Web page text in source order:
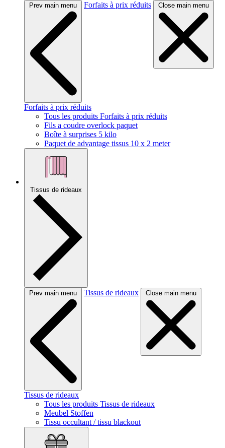
Prev main menu Forfaits à prix réduits Close main menu
Forfaits à prix réduits
Tous les produits Forfaits à prix réduits
Fils a coudre overlock paquet
Boîte à surprises 5 kilo
Paquet de advantage tissus 10 x 2 meter
Tissus de rideaux
Prev main menu Tissus de rideaux Close main menu
Tissus de rideaux
Tous les produits Tissus de rideaux
Meubel Stoffen
Tissu occultant / tissu blackout